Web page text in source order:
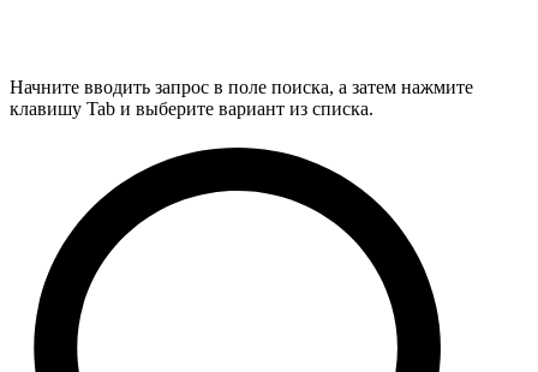
Начните вводить запрос в поле поиска, а затем нажмите
клавишу Tab и выберите вариант из списка.